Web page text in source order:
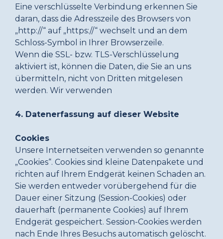
Eine verschlüsselte Verbindung erkennen Sie
daran, dass die Adresszeile des Browsers von
„http://“ auf „https://“ wechselt und an dem
Schloss-Symbol in Ihrer Browserzeile.
Wenn die SSL- bzw. TLS-Verschlüsselung
aktiviert ist, können die Daten, die Sie an uns
übermitteln, nicht von Dritten mitgelesen
werden. Wir verwenden
4. Datenerfassung auf dieser Website
Cookies
Unsere Internetseiten verwenden so genannte
„Cookies“. Cookies sind kleine Datenpakete und
richten auf Ihrem Endgerät keinen Schaden an.
Sie werden entweder vorübergehend für die
Dauer einer Sitzung (Session-Cookies) oder
dauerhaft (permanente Cookies) auf Ihrem
Endgerät gespeichert. Session-Cookies werden
nach Ende Ihres Besuchs automatisch gelöscht.